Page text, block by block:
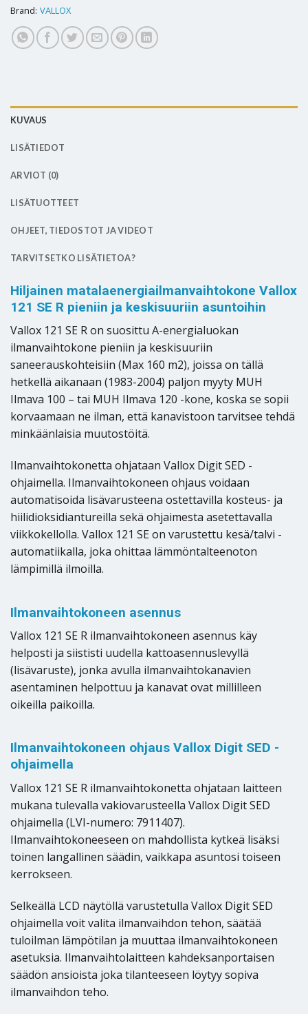
Brand: VALLOX
KUVAUS
LISÄTIEDOT
ARVIOT (0)
LISÄTUOTTEET
OHJEET, TIEDOSTOT JA VIDEOT
TARVITSETKO LISÄTIETOA?
Hiljainen matalaenergiailmanvaihtokone Vallox
121 SE R pieniin ja keskisuuriin asuntoihin
Vallox 121 SE R on suosittu A-energialuokan
ilmanvaihtokone pieniin ja keskisuuriin
saneerauskohteisiin (Max 160 m2), joissa on tällä
hetkellä aikanaan (1983-2004) paljon myyty MUH
Ilmava 100 – tai MUH Ilmava 120 -kone, koska se sopii
korvaamaan ne ilman, että kanavistoon tarvitsee tehdä
minkäänlaisia muutostöitä.
Ilmanvaihtokonetta ohjataan Vallox Digit SED -
ohjaimella. Ilmanvaihtokoneen ohjaus voidaan
automatisoida lisävarusteena ostettavilla kosteus- ja
hiilidioksidiantureilla sekä ohjaimesta asetettavalla
viikkokellolla. Vallox 121 SE on varustettu kesä/talvi -
automatiikalla, joka ohittaa lämmöntalteenoton
lämpimillä ilmoilla.
Ilmanvaihtokoneen asennus
Vallox 121 SE R ilmanvaihtokoneen asennus käy
helposti ja siististi uudella kattoasennuslevyllä
(lisävaruste), jonka avulla ilmanvaihtokanavien
asentaminen helpottuu ja kanavat ovat millilleen
oikeilla paikoilla.
Ilmanvaihtokoneen ohjaus Vallox Digit SED -
ohjaimella
Vallox 121 SE R ilmanvaihtokonetta ohjataan laitteen
mukana tulevalla vakiovarusteella Vallox Digit SED
ohjaimella (LVI-numero: 7911407).
Ilmanvaihtokoneeseen on mahdollista kytkeä lisäksi
toinen langallinen säädin, vaikkapa asuntosi toiseen
kerrokseen.
Selkeällä LCD näytöllä varustetulla Vallox Digit SED
ohjaimella voit valita ilmanvaihdon tehon, säätää
tuloilman lämpötilan ja muuttaa ilmanvaihtokoneen
asetuksia. Ilmanvaihtolaitteen kahdeksanportaisen
säädön ansioista joka tilanteeseen löytyy sopiva
ilmanvaihdon teho.